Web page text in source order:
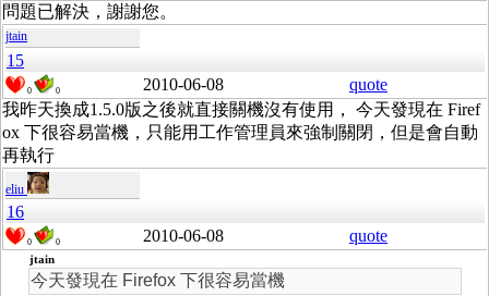
問題已解決，謝謝您。
jtain
15
0 0 2010-06-08
quote
我昨天換成1.5.0版之後就直接關機沒有使用， 今天發現在 Firef
ox 下很容易當機，只能用工作管理員來強制關閉，但是會自動
再執行
eliu
16
0 0 2010-06-08 quote
jtain
今天發現在 Firefox 下很容易當機